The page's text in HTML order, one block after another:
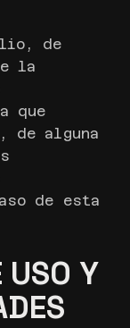
de
la
que
de alguna
de esta
USO Y